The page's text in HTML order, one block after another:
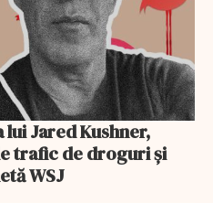
Jared Kushner,
trafic de droguri și
WSJ